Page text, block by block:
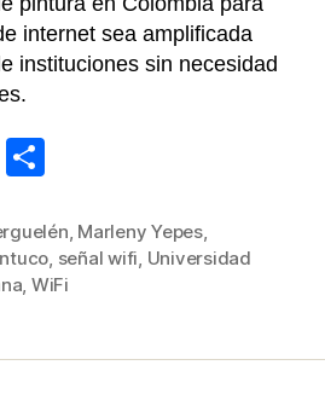
internet sea amplificada
instituciones sin necesidad
Pi
m
p
tir
Marleny Yepes,
señal wifi Universidad
WiFi